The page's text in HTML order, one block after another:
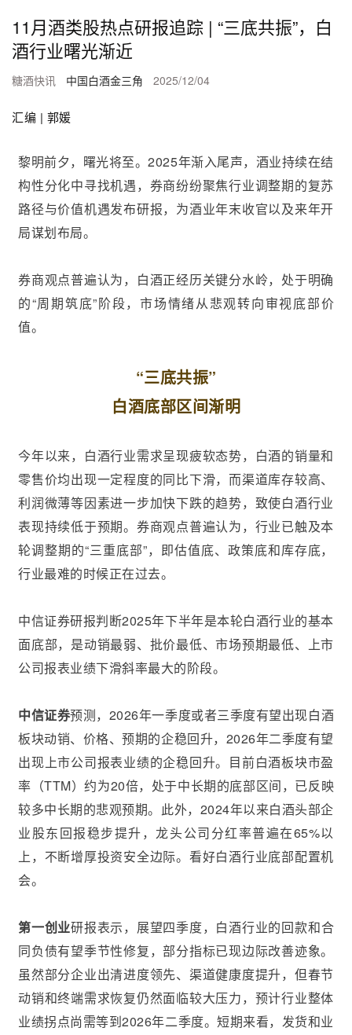
11月酒类股热点研报追踪 | “三底共振”，白
酒行业曙光渐近
糖酒快讯 中国白酒金三角 2025/12/04
汇编 | 郭媛
黎明前夕，曙光将至。2025年渐入尾声，酒业持续在结
构性分化中寻找机遇，券商纷纷聚焦行业调整期的复苏
路径与价值机遇发布研报，为酒业年末收官以及来年开
局谋划布局。
券商观点普遍认为，白酒正经历关键分水岭，处于明确
的“周期筑底”阶段，市场情绪从悲观转向审视底部价
值。
“三底共振”
白酒底部区间渐明
今年以来，白酒行业需求呈现疲软态势，白酒的销量和
零售价均出现一定程度的同比下滑，而渠道库存较高、
利润微薄等因素进一步加快下跌的趋势，致使白酒行业
表现持续低于预期。券商观点普遍认为，行业已触及本
轮调整期的“三重底部”，即估值底、政策底和库存底，
行业最难的时候正在过去。
中信证券研报判断2025年下半年是本轮白酒行业的基本
面底部，是动销最弱、批价最低、市场预期最低、上市
公司报表业绩下滑斜率最大的阶段。
中信证券预测，2026年一季度或者三季度有望出现白酒
板块动销、价格、预期的企稳回升，2026年二季度有望
出现上市公司报表业绩的企稳回升。目前白酒板块市盈
率（TTM）约为20倍，处于中长期的底部区间，已反映
较多中长期的悲观预期。此外，2024年以来白酒头部企
业股东回报稳步提升，龙头公司分红率普遍在65%以
上，不断增厚投资安全边际。看好白酒行业底部配置机
会。
第一创业研报表示，展望四季度，白酒行业的回款和合
同负债有望季节性修复，部分指标已现边际改善迹象。
虽然部分企业出清进度领先、渠道健康度提升，但春节
动销和终端需求恢复仍然面临较大压力，预计行业整体
业绩拐点尚需等到2026年二季度。短期来看，发货和业